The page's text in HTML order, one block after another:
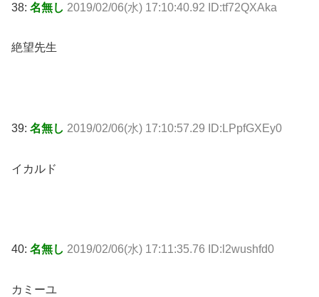
38: 名無し 2019/02/06(水) 17:10:40.92 ID:tf72QXAka
絶望先生
39: 名無し 2019/02/06(水) 17:10:57.29 ID:LPpfGXEy0
イカルド
40: 名無し 2019/02/06(水) 17:11:35.76 ID:l2wushfd0
カミーユ